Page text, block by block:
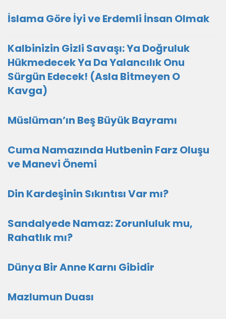
İslama Göre İyi ve Erdemli İnsan Olmak
Kalbinizin Gizli Savaşı: Ya Doğruluk
Hükmedecek Ya Da Yalancılık Onu
Sürgün Edecek! (Asla Bitmeyen O
Kavga)
Müslüman’ın Beş Büyük Bayramı
Cuma Namazında Hutbenin Farz Oluşu
ve Manevi Önemi
Din Kardeşinin Sıkıntısı Var mı?
Sandalyede Namaz: Zorunluluk mu,
Rahatlık mı?
Dünya Bir Anne Karnı Gibidir
Mazlumun Duası